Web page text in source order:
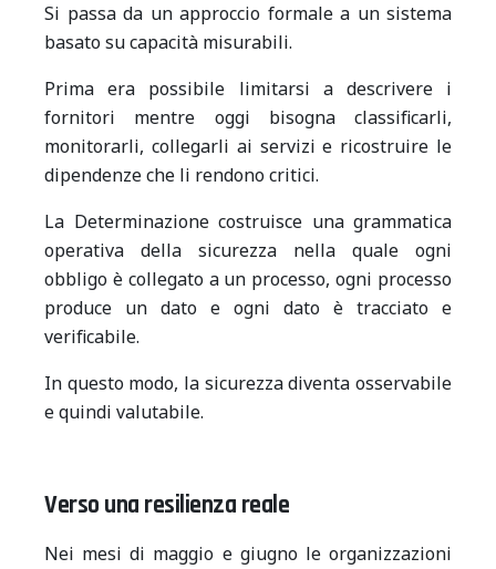
Si passa da un approccio formale a un sistema
basato su capacità misurabili.
Prima era possibile limitarsi a descrivere i
fornitori mentre oggi bisogna classificarli,
monitorarli, collegarli ai servizi e ricostruire le
dipendenze che li rendono critici.
La Determinazione costruisce una grammatica
operativa della sicurezza nella quale ogni
obbligo è collegato a un processo, ogni processo
produce un dato e ogni dato è tracciato e
verificabile.
In questo modo, la sicurezza diventa osservabile
e quindi valutabile.
Verso una resilienza reale
Nei mesi di maggio e giugno le organizzazioni